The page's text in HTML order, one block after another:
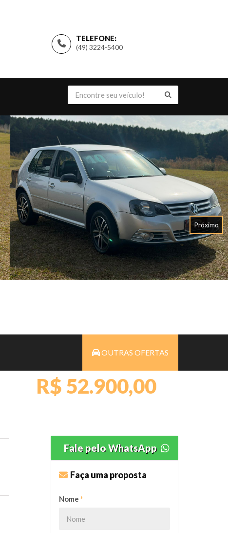
TELEFONE:
(49) 3224-5400
Próximo
OUTRAS OFERTAS
R$ 52.900,00
Fale pelo WhatsApp
Faça uma proposta
Nome *